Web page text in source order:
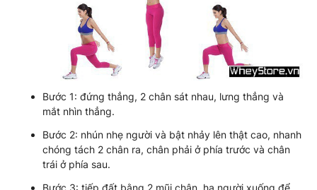
Bước 1: đứng thẳng, 2 chân sát nhau, lưng thẳng và
mắt nhìn thẳng.
Bước 2: nhún nhẹ người và bật nhảy lên thật cao, nhanh
chóng tách 2 chân ra, chân phải ở phía trước và chân
trái ở phía sau.